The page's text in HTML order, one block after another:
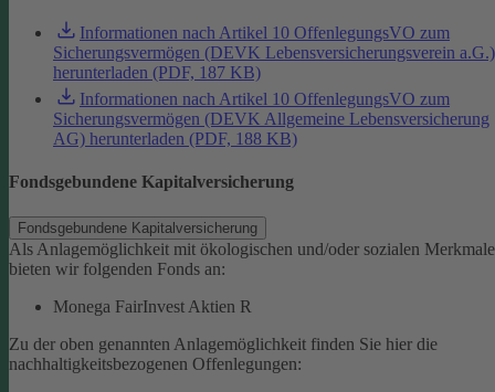
Informationen nach Artikel 10 OffenlegungsVO zum
Sicherungsvermögen (DEVK Lebensversicherungsverein a.G.)
herunterladen (PDF, 187 KB)
Informationen nach Artikel 10 OffenlegungsVO zum
Sicherungsvermögen (DEVK Allgemeine Lebensversicherung
AG) herunterladen (PDF, 188 KB)
Fondsgebundene Kapitalversicherung
Fondsgebundene Kapitalversicherung
Als Anlagemöglichkeit mit ökologischen und/oder sozialen
bieten wir folgenden Fonds an:
Monega FairInvest Aktien R
Zu der oben genannten Anlagemöglichkeit finden Sie hier die
nachhaltigkeitsbezogenen Offenlegungen: